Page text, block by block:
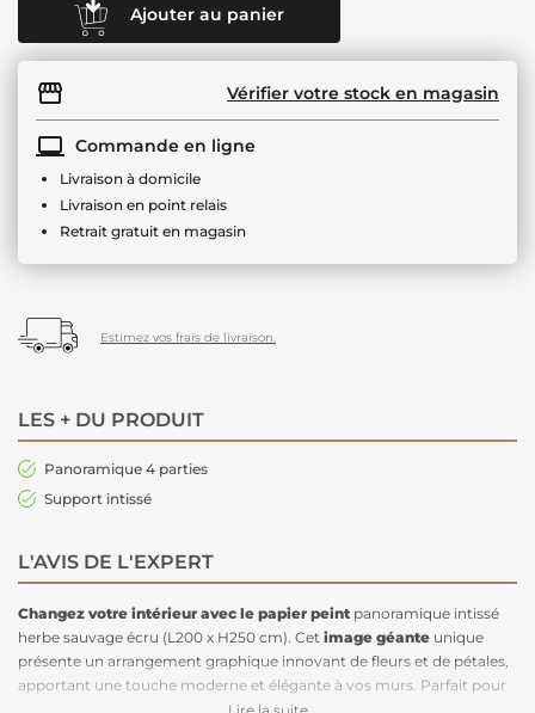
Ajouter au panier
Vérifier votre stock en magasin
Commande en ligne
Livraison à domicile
Livraison en point relais
Retrait gratuit en magasin
Estimez vos frais de livraison.
LES + DU PRODUIT
Panoramique 4 parties
Support intissé
L'AVIS DE L'EXPERT
Changez votre intérieur avec le papier peint panoramique intissé
herbe sauvage écru (L200 x H250 cm). Cet image géante unique
présente un arrangement graphique innovant de fleurs et de pétales,
apportant une touche moderne et élégante à vos murs. Parfait pour
papier peint panoramique